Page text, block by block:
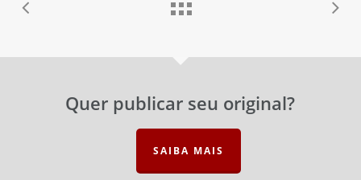
Quer publicar seu original?
SAIBA MAIS